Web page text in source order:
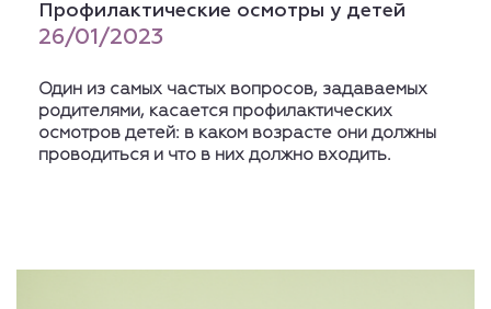
Профилактические осмотры у детей
26/01/2023
Один из самых частых вопросов, задаваемых
родителями, касается профилактических
осмотров детей: в каком возрасте они должны
проводиться и что в них должно входить.